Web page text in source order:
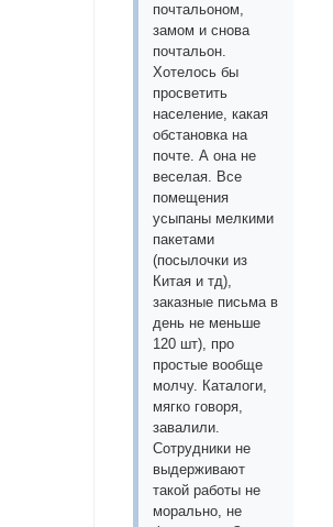
почтальоном,
замом и снова
почтальон.
Хотелось бы
просветить
население, какая
обстановка на
почте. А она не
веселая. Все
помещения
усыпаны мелкими
пакетами
(посылочки из
Китая и тд),
заказные письма в
день не меньше
120 шт), про
простые вообще
молчу. Каталоги,
мягко говоря,
завалили.
Сотрудники не
выдерживают
такой работы не
морально, не